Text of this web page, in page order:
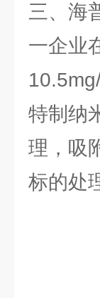
三、海
一企业
特制纳
理，吸
标的处